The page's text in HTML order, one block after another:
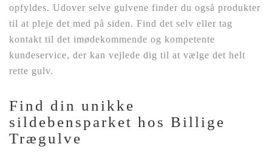
opfyldes. Udover selve gulvene finder du også produkter
til at pleje det med på siden. Find det selv eller tag
kontakt til det imødekommende og kompetente
kundeservice, der kan vejlede dig til at vælge det helt
rette gulv.
Find din unikke
sildebensparket hos Billige
Trægulve